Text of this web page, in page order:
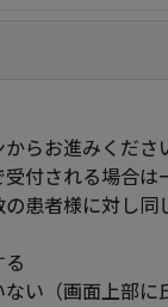
からお進みくださ
付される場合
患者様に対し同
い（画面上部に